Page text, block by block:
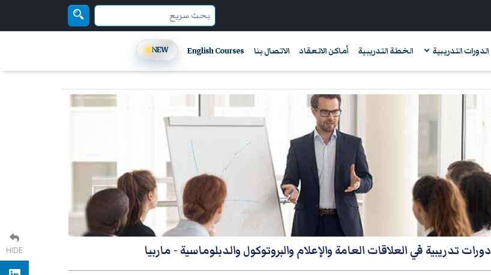
الدورات التدريبية الخطة التدريبية أماكن الانعقاد الاتصال بنا English Courses
NEW
دورات تدريبية في العلاقات العامة والإعلام والبروتوكول والدبلوماسية - ماربيا HIDE